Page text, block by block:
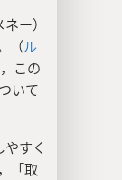
ー）
（ル
この
いて
すく
「取